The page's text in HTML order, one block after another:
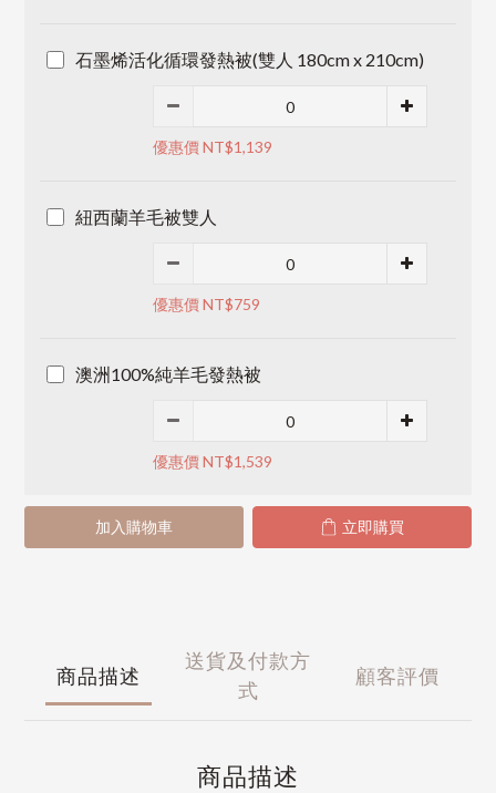
石墨烯活化循環發熱被(雙人 180cm x 210cm)
優惠價 NT$1,139
紐西蘭羊毛被雙人
優惠價 NT$759
澳洲100%純羊毛發熱被
優惠價 NT$1,539
加入購物車 立即購買
商品描述
送貨及付款方
式
顧客評價
商品描述